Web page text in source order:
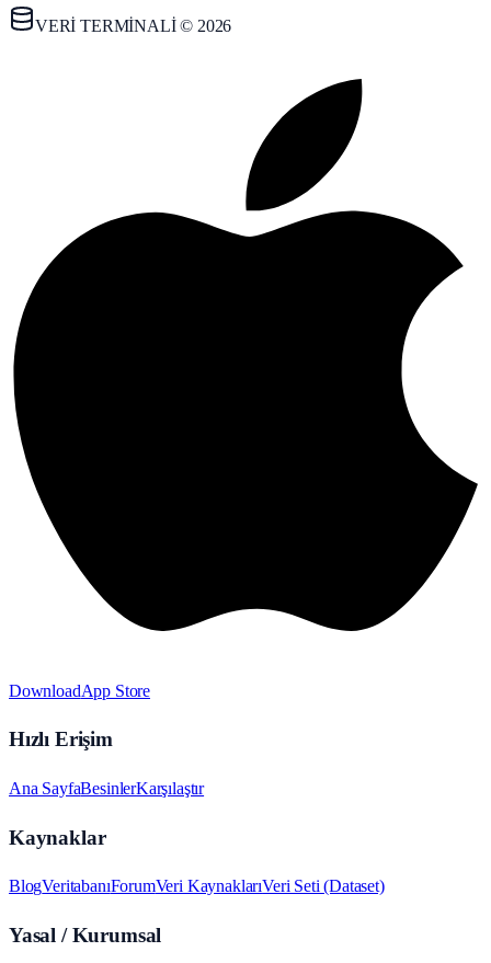
VERİ TERMİNALİ © 2026
DownloadApp Store
Hızlı Erişim
Ana SayfaBesinlerKarşılaştır
Kaynaklar
BlogVeritabanıForumVeri KaynaklarıVeri Seti (Dataset)
Yasal / Kurumsal